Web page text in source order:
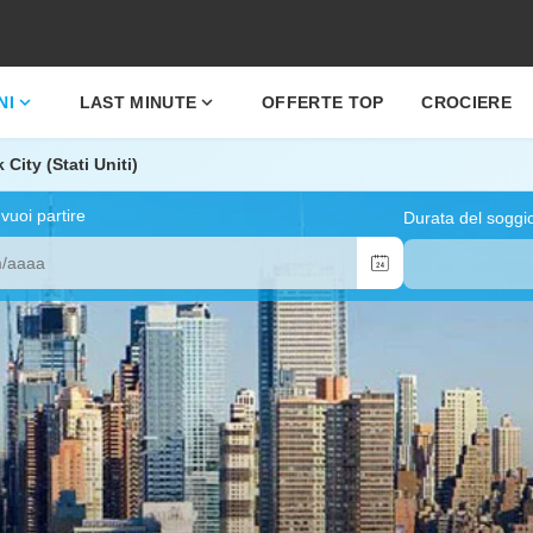
expand_more LAST MINUTE expand_more OFFERTE TOP CROCIERE
City (Stati Uniti)
partire Durata del